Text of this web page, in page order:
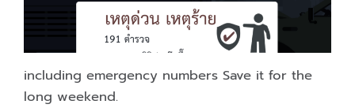
efficient
work
including emergency numbers Save it for the
long weekend.